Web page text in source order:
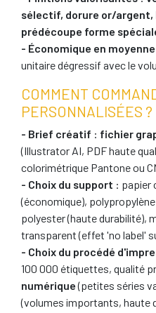
sélectif, dorure or/argent,
prédécoupe forme
- Économique en
unitaire dégressif avec le
COMMENT
PERSONNALISÉES ?
- Brief créatif : fichier
(Illustrator AI, PDF haute
colorimétrique Pantone ou
- Choix du support : papier
(économique),
polyester (haute durabilité),
transparent (effet 'no label'
- Choix du procédé
100 000 étiquettes, qualité
numérique(petites séries
(volumes importants, haute